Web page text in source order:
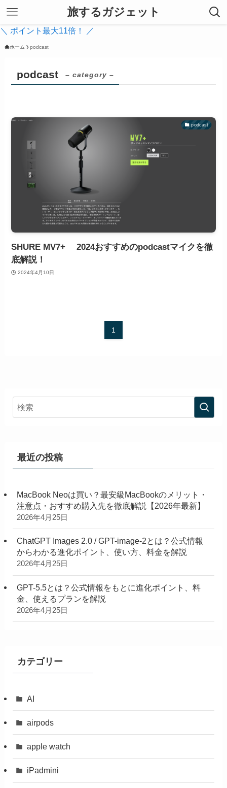
旅するガジェット
＼ ポイント最大11倍！ ／
ホーム podcast
podcast – category –
podcast
SHURE MV7+ 2024おすすめのpodcastマイクを徹
底解説！
2024年4月10日
1
最近の投稿
MacBook Neoは買い？最安級MacBookのメリット・
注意点・おすすめ購入先を徹底解説【2026年最新】
2026年4月25日
ChatGPT Images 2.0 / GPT-image-2とは？公式情報
からわかる進化ポイント、使い方、料金を解説
2026年4月25日
GPT-5.5とは？公式情報をもとに進化ポイント、料
金、使えるプランを解説
2026年4月25日
カテゴリー
AI
airpods
apple watch
iPadmini